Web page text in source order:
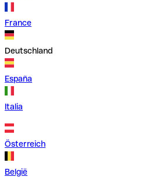
France
Deutschland
España
Italia
Österreich
België